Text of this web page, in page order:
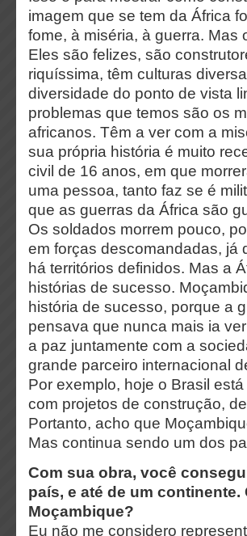
imagem que se tem da África
fome, à miséria, à guerra.
Eles são felizes, são
riquíssima, têm culturas
diversidade do ponto de vista
problemas que temos são os
africanos. Têm a ver com a
sua própria história é muito
civil de 16 anos, em que
uma pessoa, tanto faz se é
que as guerras da África são
Os soldados morrem pouco,
em forças descomandadas, já
há territórios definidos. Mas a
histórias de sucesso.
história de sucesso, porque a
pensava que nunca mais ia
a paz juntamente com a
grande parceiro internacional
Por exemplo, hoje o Brasil
com projetos de construção,
Portanto, acho que
Mas continua sendo um dos
Com sua obra, você
país, e até de um
Moçambique?
Eu não me considero